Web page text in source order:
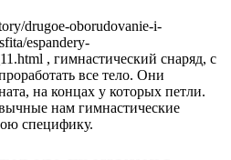
drugoe-oborudovanie-i-
espandery-
, гимнастический снаряд, с
все тело. Они
на концах у которых петли.
нам гимнастические
специфику.